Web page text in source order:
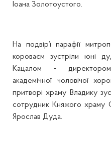
Іоана Золотоустого.
На подвір’ї парафії
короваєм зустріли юні
Кацалом - директором
академічної чоловічої
притворі храму Владику
сотрудник Княжого храму
Ярослав Дуда.